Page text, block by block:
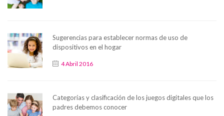
Sugerencias para establecer normas de uso de
dispositivos en el hogar
4 Abril 2016
Categorías y clasificación de los juegos digitales que los
padres debemos conocer